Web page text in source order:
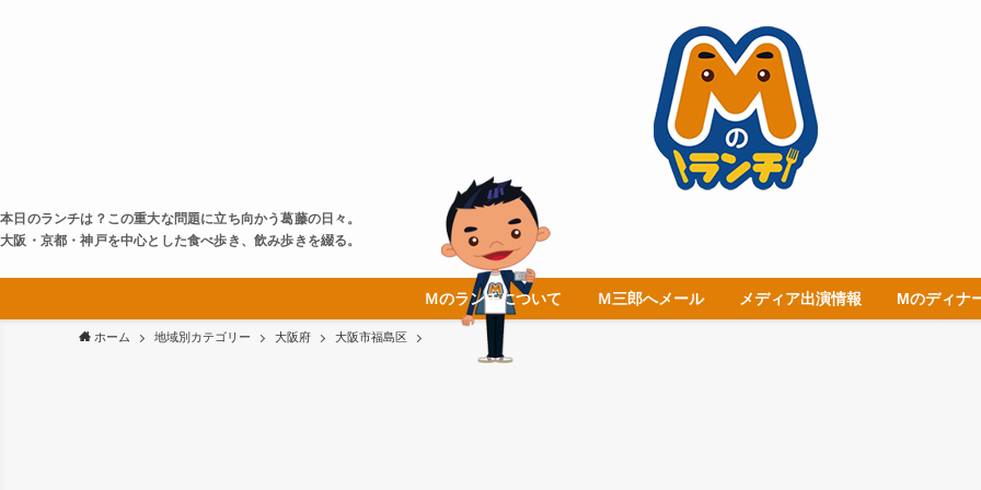
本日のランチは？この重大な問題に立ち向かう葛藤の日々。
大阪・京都・神戸を中心とした食べ歩き、飲み歩きを綴る。
Ｍのランチについて Ｍ三郎へメール メディア出演情報 Mのディナ
ホーム 地域別カテゴリー 大阪府 大阪市福島区